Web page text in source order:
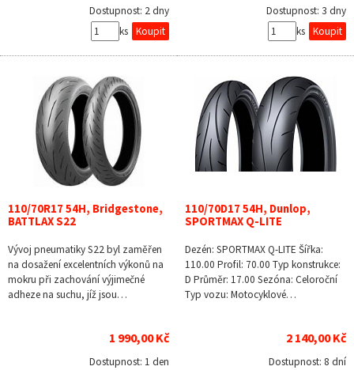
Dostupnost: 2 dny
ks
Dostupnost: 3 dny
ks
110/70R17 54H, Bridgestone,
BATTLAX S22
Vývoj pneumatiky S22 byl zaměřen
na dosažení excelentních výkonů na
mokru při zachování výjimečné
adheze na suchu, jíž jsou…
1 990,00 Kč
Dostupnost: 1 den
110/70D17 54H, Dunlop,
SPORTMAX Q-LITE
Dezén: SPORTMAX Q-LITE Šířka:
110.00 Profil: 70.00 Typ konstrukce:
D Průměr: 17.00 Sezóna: Celoroční
Typ vozu: Motocyklové…
2 140,00 Kč
Dostupnost: 8 dní